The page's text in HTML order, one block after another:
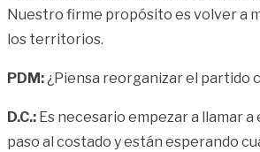
Nuestro firme propósito es volver a
los territorios.
PDM:¿Piensa reorganizar el partido
D.C.: Es necesario empezar a llamar
paso al costado y están esperando